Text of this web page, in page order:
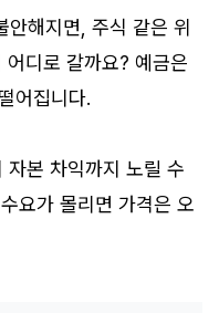
해지면, 주식 같은 위
디로 갈까요? 예금은
어집니다.
자본 차익까지 노릴 수
요가 몰리면 가격은 오